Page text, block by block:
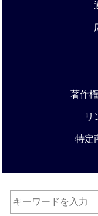
著作
リ
特定